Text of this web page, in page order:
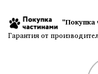
"Покупка
Гарантия от